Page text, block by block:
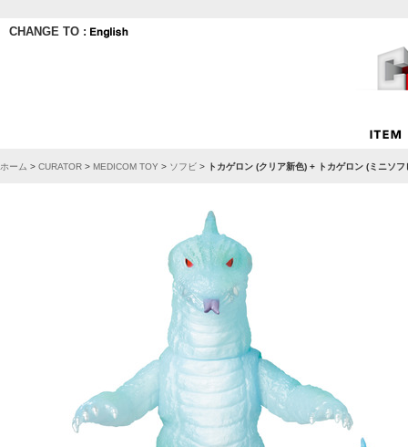
CHANGE TO :
ホーム > CURATOR > MEDICOM TOY > ソフビ > トカゲロン (クリア新色) + トカゲロン (ミニソ